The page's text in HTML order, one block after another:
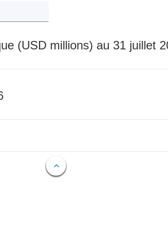
(USD millions) au 31 juillet